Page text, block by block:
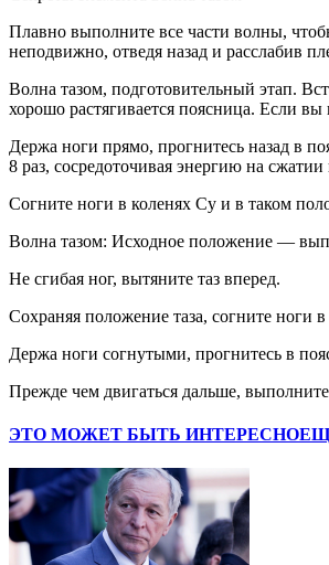
Плавно выполните все части волны,
неподвижно, отведя назад и расслабив
Волна тазом, подготовительный этап.
хорошо растягивается поясница. Если
Держа ноги прямо, прогнитесь назад в
8 раз, сосредоточивая энергию на
Согните ноги в коленях Су и в таком
Волна тазом: Исходное положение —
Не сгибая ног, вытяните таз вперед.
Сохраняя положение таза, согните ноги
Держа ноги согнутыми, прогнитесь в
Прежде чем двигаться дальше,
ЭТО МОЖЕТ БЫТЬ ИНТЕРЕСНО